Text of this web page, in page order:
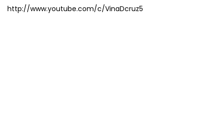
http://www.youtube.com/c/VinaDcruz5